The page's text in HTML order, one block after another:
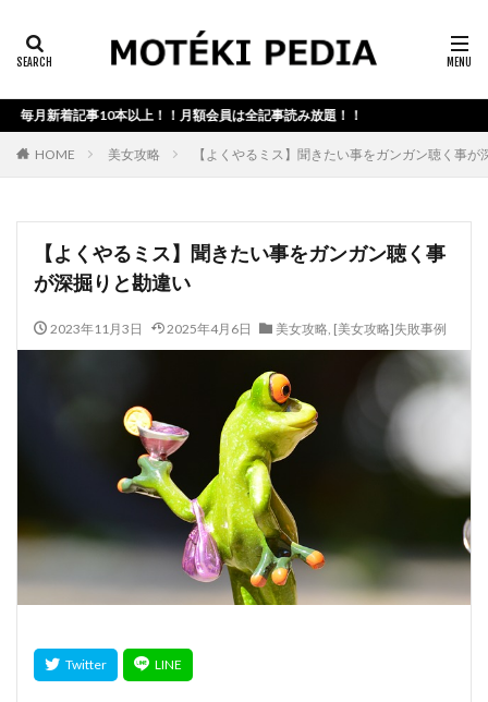
月新着記事10本以上！！月額会員は全記事読み放題！！
HOME 美女攻略 【よくやるミス】聞きたい事をガンガン聴く事が
【よくやるミス】聞きたい事をガンガン聴く事
が深掘りと勘違い
2023年11月3日 2025年4月6日 美女攻略, [美女攻略]失敗事例